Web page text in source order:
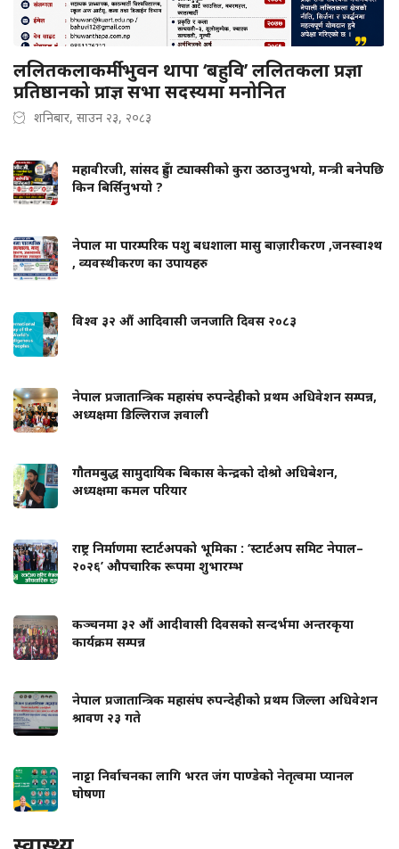
ललितकलाकर्मी भुवन थापा ‘बहुवि’ ललितकला प्रज्ञा
प्रतिष्ठानको प्राज्ञ सभा सदस्यमा मनोनित
शनिबार, साउन २३, २०८३
महावीरजी, सांसद हुँदा ट्याक्सीको कुरा उठाउनुभयो, मन्त्री बनेपछि
किन बिर्सिनुभयो ?
नेपाल मा पारम्परिक पशु बधशाला मासु बाज़ारीकरण ,जनस्वाश्थ
, व्यवस्थीकरण का उपायहरु
विश्व ३२ औं आदिवासी जनजाति दिवस २०८३
नेपाल प्रजातान्त्रिक महासंघ रुपन्देहीको प्रथम अधिवेशन सम्पन्न,
अध्यक्षमा डिल्लिराज ज्ञवाली
गौतमबुद्ध सामुदायिक बिकास केन्द्रको दोश्रो अधिबेशन,
अध्यक्षमा कमल परियार
राष्ट्र निर्माणमा स्टार्टअपको भूमिका : ‘स्टार्टअप समिट नेपाल–
२०२६’ औपचारिक रूपमा शुभारम्भ
कञ्चनमा ३२ औं आदीवासी दिवसको सन्दर्भमा अन्तरकृया
कार्यक्रम सम्पन्न
नेपाल प्रजातान्त्रिक महासंघ रुपन्देहीको प्रथम जिल्ला अधिवेशन
श्रावण २३ गते
नाट्टा निर्वाचनका लागि भरत जंग पाण्डेको नेतृत्वमा प्यानल
घोषणा